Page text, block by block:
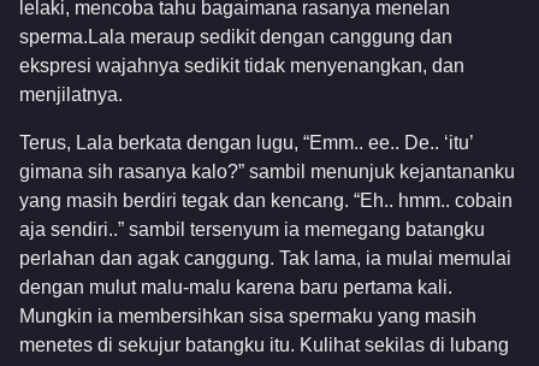
lelaki, mencoba tahu bagaimana rasanya menelan
sperma.Lala meraup sedikit dengan canggung dan
ekspresi wajahnya sedikit tidak menyenangkan, dan
menjilatnya.
Terus, Lala berkata dengan lugu, “Emm.. ee.. De.. ‘itu’
gimana sih rasanya kalo?” sambil menunjuk kejantananku
yang masih berdiri tegak dan kencang. “Eh.. hmm.. cobain
aja sendiri..” sambil tersenyum ia memegang batangku
perlahan dan agak canggung. Tak lama, ia mulai memulai
dengan mulut malu-malu karena baru pertama kali.
Mungkin ia membersihkan sisa spermaku yang masih
menetes di sekujur batangku itu. Kulihat sekilas di lubang